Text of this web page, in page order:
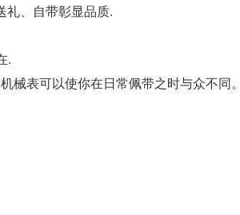
礼、自带彰显品质.
.
械表可以使你在日常佩带之时与众不同。